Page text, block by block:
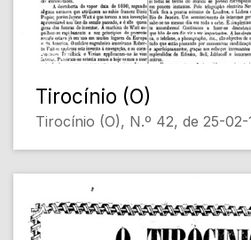
Tirocínio (O)
Tirocínio (O), N.º 42, de 25-02-